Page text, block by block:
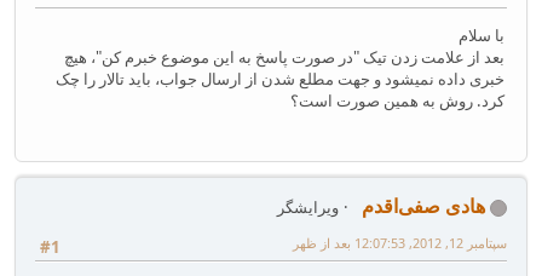
با سلام
بعد از علامت زدن تیک "در صورت پاسخ به این موضوع خبرم کن"، هیچ
خبری داده نمیشود و جهت مطلع شدن از ارسال جواب، باید تالار را چک
کرد. روش به همین صورت است؟
هادی صفی‌اقدم
ویرایشگر
#1
سپتامبر 12, 2012, 12:07:53 بعد از ظهر